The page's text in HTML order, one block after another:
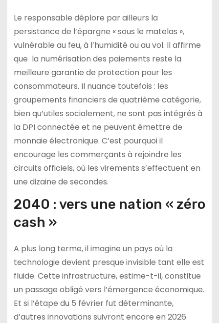
Le responsable déplore par ailleurs la
persistance de l’épargne « sous le matelas »,
vulnérable au feu, à l’humidité ou au vol. Il affirme
que la numérisation des paiements reste la
meilleure garantie de protection pour les
consommateurs. Il nuance toutefois : les
groupements financiers de quatrième catégorie,
bien qu’utiles socialement, ne sont pas intégrés à
la DPI connectée et ne peuvent émettre de
monnaie électronique. C’est pourquoi il
encourage les commerçants à rejoindre les
circuits officiels, où les virements s’effectuent en
une dizaine de secondes.
2040 : vers une nation « zéro
cash »
A plus long terme, il imagine un pays où la
technologie devient presque invisible tant elle est
fluide. Cette infrastructure, estime-t-il, constitue
un passage obligé vers l’émergence économique.
Et si l’étape du 5 février fut déterminante,
d’autres innovations suivront encore en 2026